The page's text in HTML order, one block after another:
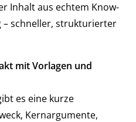
Inhalt aus echtem Know-
– schneller, strukturierter
mit Vorlagen und
es eine kurze
Kernargumente,